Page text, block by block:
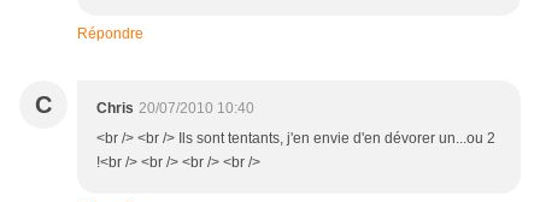
Répondre
C Chris 20/07/2010 10:40
<br /> <br /> Ils sont tentants, j'en envie d'en dévorer un...ou 2
!<br /> <br /> <br /> <br />